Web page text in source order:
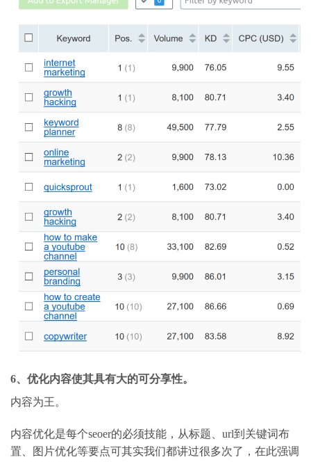
6、优化内容使其具有大的可分享性。
内容为王。
内容优化是每个seoer的必须技能，从标题、 url到关键词布
置、图片优化等要点可其实我们都讲过很多次了，在此强调